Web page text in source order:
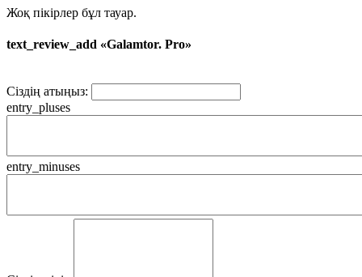
Жоқ пікірлер бұл тауар.
text_review_add «Galamtor. Pro»
Сіздің атыңыз:
entry_pluses
entry_minuses